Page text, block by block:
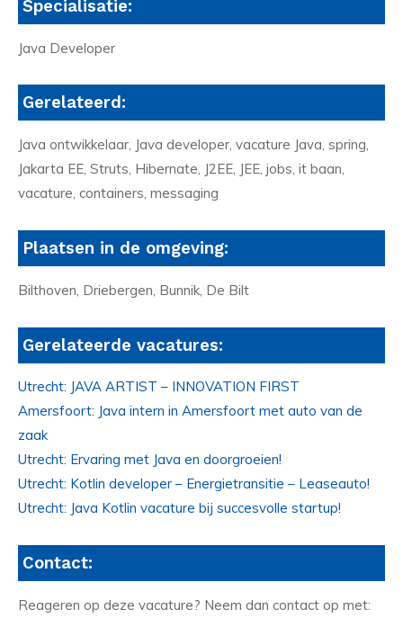
Specialisatie:
Java Developer
Gerelateerd:
Java ontwikkelaar, Java developer, vacature Java, spring,
Jakarta EE, Struts, Hibernate, J2EE, JEE, jobs, it baan,
vacature, containers, messaging
Plaatsen in de omgeving:
Bilthoven, Driebergen, Bunnik, De Bilt
Gerelateerde vacatures:
Utrecht: JAVA ARTIST – INNOVATION FIRST
Amersfoort: Java intern in Amersfoort met auto van de
zaak
Utrecht: Ervaring met Java en doorgroeien!
Utrecht: Kotlin developer – Energietransitie – Leaseauto!
Utrecht: Java Kotlin vacature bij succesvolle startup!
Contact:
Reageren op deze vacature? Neem dan contact op met: